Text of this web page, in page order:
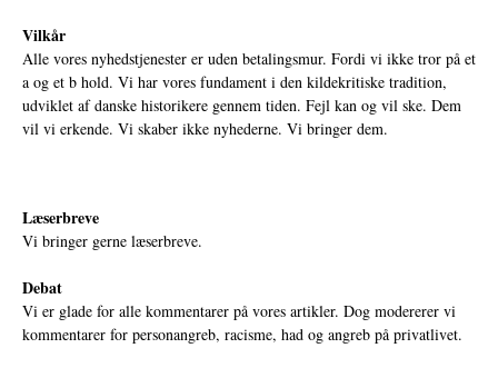
Vilkår
Alle vores nyhedstjenester er uden betalingsmur. Fordi vi ikke tror på et
a og et b hold. Vi har vores fundament i den kildekritiske tradition,
udviklet af danske historikere gennem tiden. Fejl kan og vil ske. Dem
vil vi erkende. Vi skaber ikke nyhederne. Vi bringer dem.
Læserbreve
Vi bringer gerne læserbreve.
Debat
Vi er glade for alle kommentarer på vores artikler. Dog modererer vi
kommentarer for personangreb, racisme, had og angreb på privatlivet.